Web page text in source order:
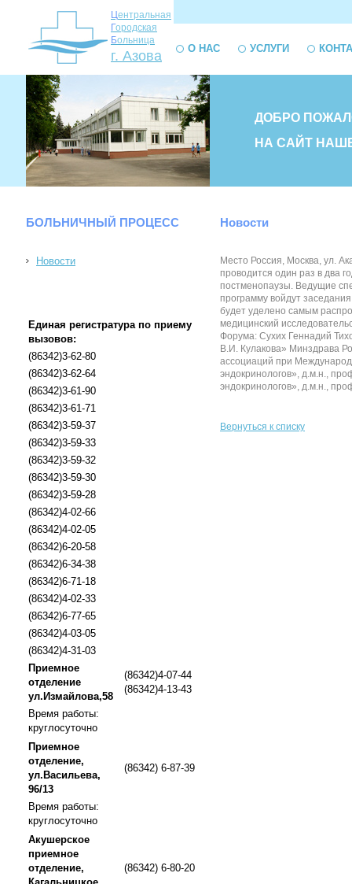
Центральная
Городская
Больница
г. Азова О НАС УСЛУГИ
ДОБРО
НА САЙТ
БОЛЬНИЧНЫЙ ПРОЦЕСС
Новости
Единая регистратура по приему
вызовов:
(86342)3-62-80
(86342)3-62-64
(86342)3-61-90
(86342)3-61-71
(86342)3-59-37
(86342)3-59-33
(86342)3-59-32
(86342)3-59-30
(86342)3-59-28
(86342)4-02-66
(86342)4-02-05
(86342)6-20-58
(86342)6-34-38
(86342)6-71-18
(86342)4-02-33
(86342)6-77-65
(86342)4-03-05
(86342)4-31-03
Приемное
отделение
ул.Измайлова,58
(86342)4-07-44
(86342)4-13-43
Время работы:
круглосуточно
Приемное
отделение,
ул.Васильева,
96/13
(86342) 6-87-39
Время работы:
круглосуточно
Акушерское
приемное
отделение,
(86342) 6-80-20
Новости
Место Россия, Москва, ул.
проводится один раз в два
постменопаузы. Ведущие
программу войдут
будет уделено самым
медицинский
Форума: Сухих Геннадий
В.И. Кулакова» Минздрава
ассоциаций при
эндокринологов», д.м.н.,
эндокринологов», д.м.н.,
Вернуться к списку